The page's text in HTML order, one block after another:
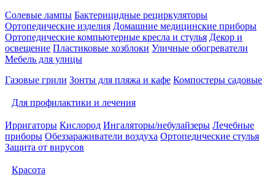
Солевые лампы Бактерицидные рециркуляторы
Ортопедические изделия Домашние медицинские приборы
Ортопедические компьютерные кресла и стулья Декор и
освещение Пластиковые хозблоки Уличные обогреватели
Мебель для улицы
Газовые грили Зонты для пляжа и кафе Компостеры садовые
Для профилактики и лечения
Ирригаторы Кислород Ингаляторы/небулайзеры Лечебные
приборы Обеззараживатели воздуха Ортопедические стулья
Защита от вирусов
Красота